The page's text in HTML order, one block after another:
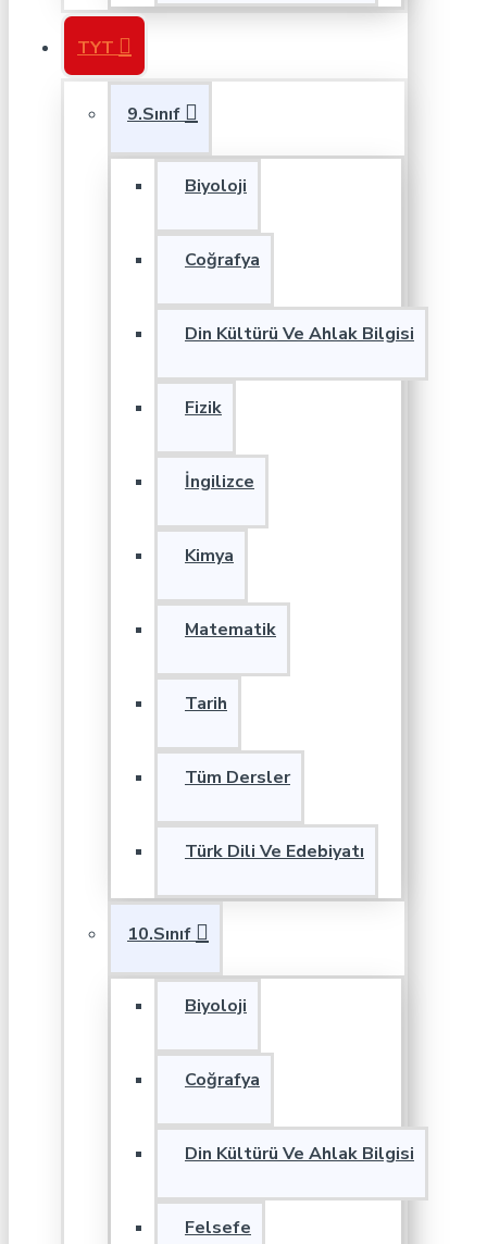
TYT
9.Sınıf
Biyoloji
Coğrafya
Din Kültürü Ve Ahlak Bilgisi
Fizik
İngilizce
Kimya
Matematik
Tarih
Tüm Dersler
Türk Dili Ve Edebiyatı
10.Sınıf
Biyoloji
Coğrafya
Din Kültürü Ve Ahlak Bilgisi
Felsefe